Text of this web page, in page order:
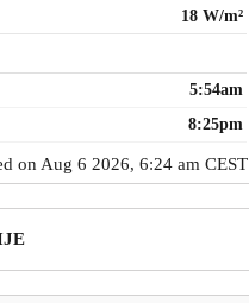
18 W/m²
5:54am
8:25pm
on Aug 6 2026, 6:24 am CEST